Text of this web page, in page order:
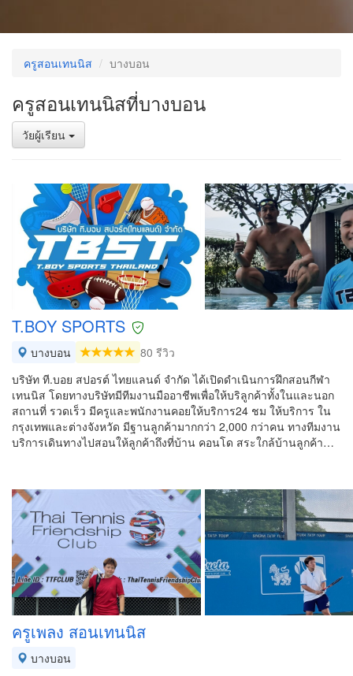
ครูสอนเทนนิส บางบอน
ครูสอนเทนนิสที่บางบอน
วัยผู้เรียน
T.BOY SPORTS
บางบอน
80 รีวิว
บริษัท ที.บอย สปอรต์ ไทยแลนด์ จำกัด ได้เปิดดำเนินการฝึกสอนกีฬา
เทนนิส โดยทางบริษัทมีทีมงานมืออาชีพเพื่อให้บริลูกค้าทั้งในและนอก
สถานที่ รวดเร็ว มีครูและพนักงานคอยให้บริการ24 ชม ให้บริการ ใน
กรุงเทพและต่างจังหวัด มีฐานลูกค้ามากกว่า 2,000 กว่าคน ทางทีมงาน
บริการเดินทางไปสอนให้ลูกค้าถึงที่บ้าน คอนโด สระใกล้บ้านลูกค้า…
ครูเพลง สอนเทนนิส
บางบอน